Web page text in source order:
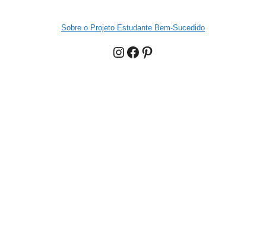
Sobre o Projeto Estudante Bem-Sucedido
Instagram
Facebook
Pinterest